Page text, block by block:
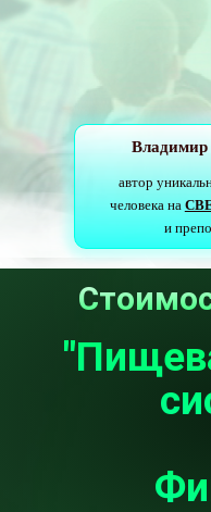
Владимир
автор
человека на
и